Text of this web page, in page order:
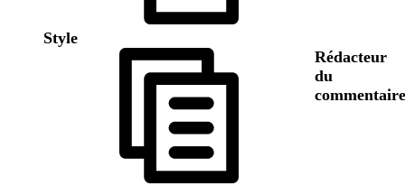
Style
Rédacteur
du
commentaire